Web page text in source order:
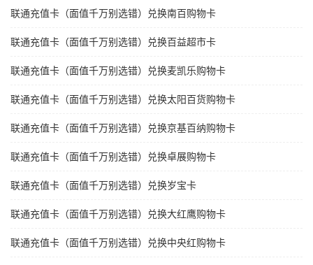
联通充值卡（面值千万别选错）兑换南百购物卡
联通充值卡（面值千万别选错）兑换百益超市卡
联通充值卡（面值千万别选错）兑换麦凯乐购物卡
联通充值卡（面值千万别选错）兑换太阳百货购物卡
联通充值卡（面值千万别选错）兑换京基百纳购物卡
联通充值卡（面值千万别选错）兑换卓展购物卡
联通充值卡（面值千万别选错）兑换岁宝卡
联通充值卡（面值千万别选错）兑换大红鹰购物卡
联通充值卡（面值千万别选错）兑换中央红购物卡